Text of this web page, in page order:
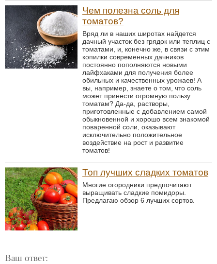
Чем полезна соль для
томатов?
Вряд ли в наших широтах найдется
дачный участок без грядок или теплиц с
томатами, и, конечно же, в связи с этим
копилки современных дачников
постоянно пополняются новыми
лайфхаками для получения более
обильных и качественных урожаев! А
вы, например, знаете о том, что соль
может принести огромную пользу
томатам? Да-да, растворы,
приготовленные с добавлением самой
обыкновенной и хорошо всем знакомой
поваренной соли, оказывают
исключительно положительное
воздействие на рост и развитие
томатов!
Топ лучших сладких томатов
Многие огородники предпочитают
выращивать сладкие помидоры.
Предлагаю обзор 6 лучших сортов.
Ваш ответ: